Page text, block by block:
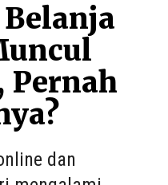
Pernah
dan